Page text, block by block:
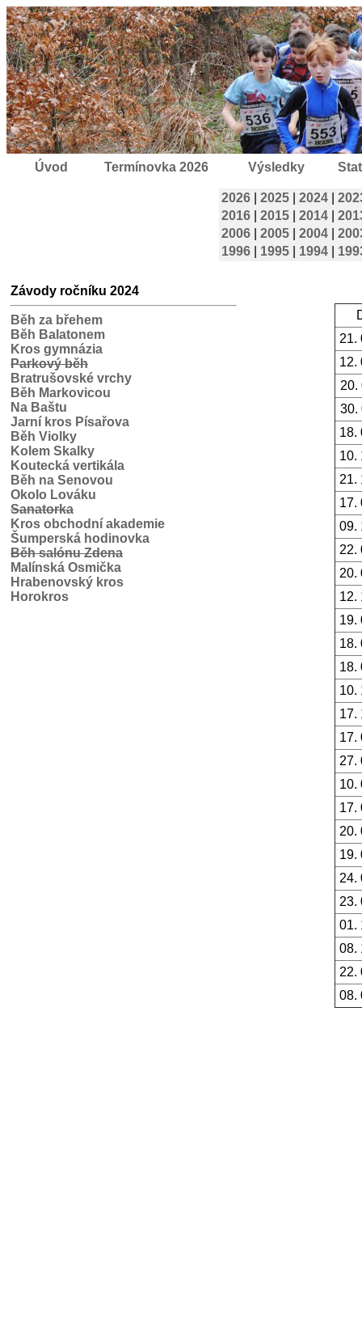
Úvod Termínovka 2026 Výsledky
2026 2025 2024
2016
2015 2014
2006
2005 2004
1996
1995 1994
Závody ročníku 2024
Běh za břehem
Běh Balatonem
Kros gymnázia
Parkový běh
Bratrušovské vrchy
Běh Markovicou
Na Baštu
Jarní kros Písařova
Běh Violky
Kolem Skalky
Koutecká vertikála
Běh na Senovou
Okolo Lováku
Sanatorka
Kros obchodní akademie
Šumperská hodinovka
Běh salónu Zdena
Malínská Osmička
Hrabenovský kros
Horokros
21.
12.
20.
30.
18.
10.
21.
17.
09.
22.
20.
12.
19.
18.
18.
10.
17.
17.
27.
10.
17.
20.
19.
24.
23.
01.
08.
22.
08.